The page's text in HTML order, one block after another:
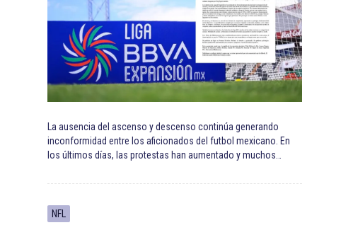
La ausencia del ascenso y descenso continúa generando
inconformidad entre los aficionados del futbol mexicano. En
los últimos días, las protestas han aumentado y muchos…
NFL